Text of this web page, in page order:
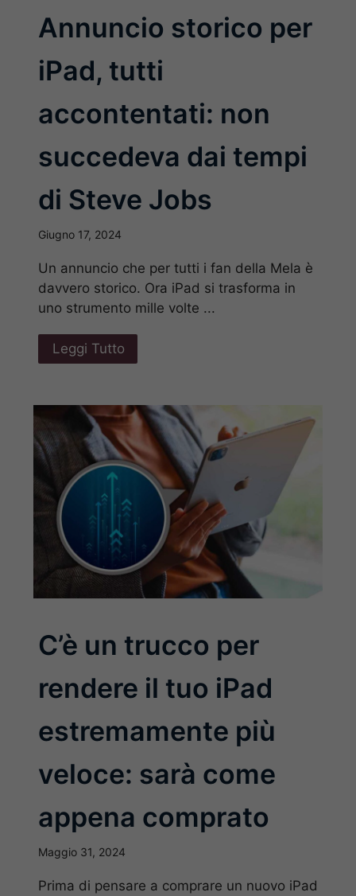
Annuncio storico per
iPad, tutti
accontentati: non
succedeva dai tempi
di Steve Jobs
Giugno 17, 2024
Un annuncio che per tutti i fan della Mela è
davvero storico. Ora iPad si trasforma in
uno strumento mille volte ...
Leggi Tutto
C’è un trucco per
rendere il tuo iPad
estremamente più
veloce: sarà come
appena comprato
Maggio 31, 2024
Prima di pensare a comprare un nuovo iPad